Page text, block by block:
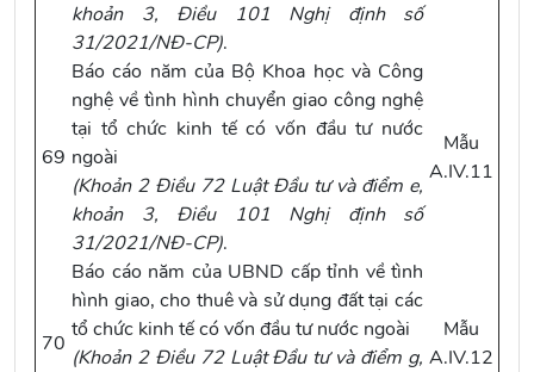
khoản 3, Điều 101 Nghị định số
31/2021/NĐ-CP).
69
Báo cáo năm của Bộ Khoa học và Công
nghệ về tình hình chuyển giao công nghệ
tại tổ chức kinh tế có vốn đầu tư nước
ngoài
(Khoản 2 Điều 72 Luật Đầu tưvà điểm e,
khoản 3, Điều 101 Nghị định số
31/2021/NĐ-CP).
Mẫu
A.IV.11
70
Báo cáo năm của UBND cấp tỉnh về tình
hình giao, cho thuê và sử dụng đất tại các
tổ chức kinh tế có vốn đầu tư nước ngoài
(Khoản 2 Điều 72 Luật Đầu tưvà điểm g,
Mẫu
A.IV.12